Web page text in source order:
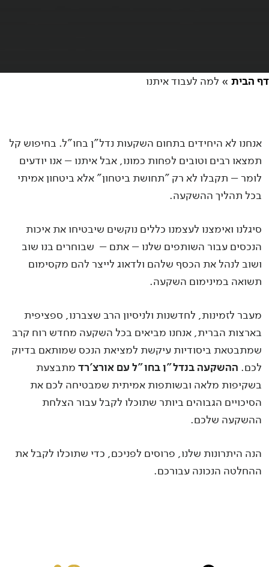
דף הבית » למה לעבוד איתנו
אנחנו לא היחידים בתחום השקעות נדל"ן בחו"ל. בחיפוש קל
תמצאו רבים וטובים לפחות כמונו, אבל איתנו – אנו יודעים
לומר – תקבלו לא רק "תחושת ביטחון" אלא ביטחון אמיתי
בכל תהליך ההשקעה.
סיגלנו ואימצנו לעצמנו כללים נוקשים שיבטיחו את איכות
הנכסים עבור השותפים שלנו – אתם – שבוחרים בנו שוב
ושוב לנהל את הכסף שלהם ולדאוג לייצר להם מקסימום
תשואה במינימום השקעה.
מעבר לזמינות, לחדשנות ולניסיון הרב שצברנו, ספציפית
בארצות הברית, אנחנו מביאים בכל השקעה מחדש רוח קרב
שמתבטאת ביסודיות עיקשת למציאת הנכס שמותאם בדיוק
לכם. ההשקעה בנדל"ן בחו"ל עם אורצ'רד מתבצעת
בשקיפות מלאה ובשותפות אמיתית שמבטיחה לכם את
הסיכויים הגבוהים ביותר שתוכלו לקבל עבור הצלחת
ההשקעה שלכם.
הנה היתרונות שלנו, פרוסים לפניכם, כדי שתוכלו לקבל את
ההחלטה הנכונה עבורכם.